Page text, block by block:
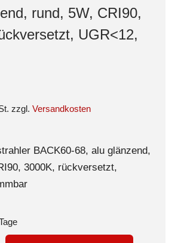
rund, 5W, CRI90,
UGR<12,
zzgl. Versandkosten
BACK60-68, alu glänzend,
3000K, rückversetzt,